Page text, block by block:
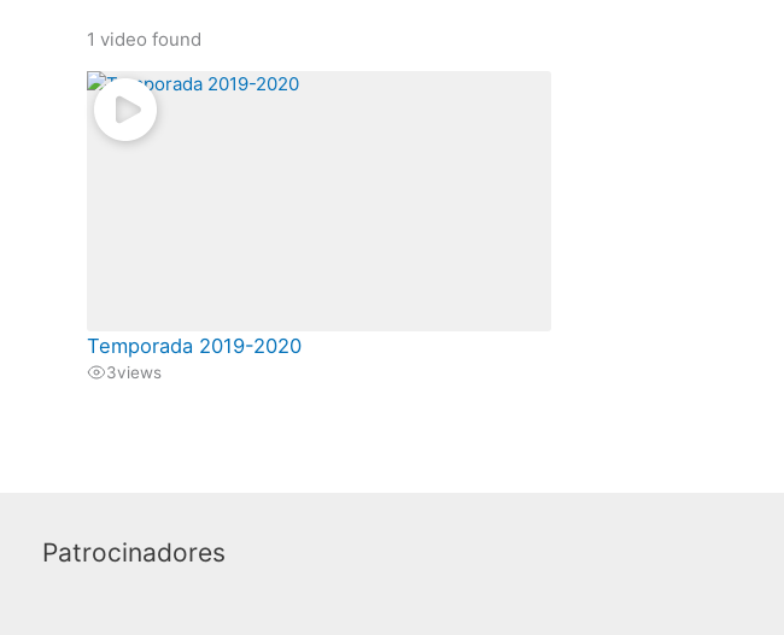
1 video found
Temporada 2019-2020
3views
Patrocinadores